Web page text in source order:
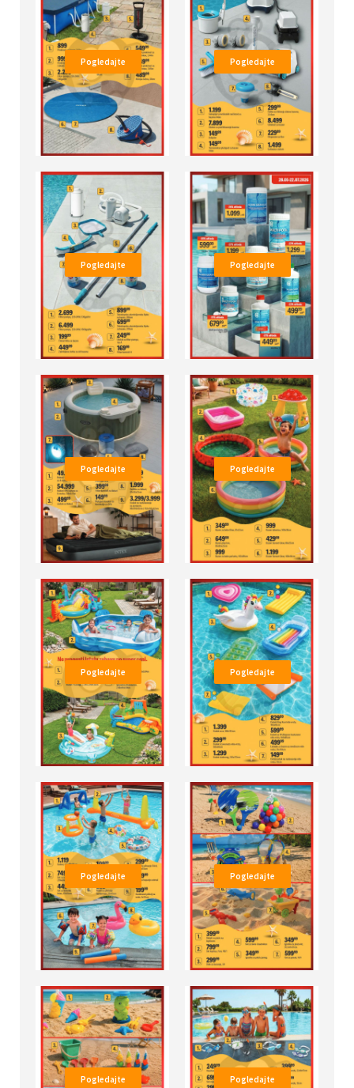
Pogledajte Pogledajte
Pogledajte Pogledajte
Pogledajte Pogledajte
Pogledajte Pogledajte
Pogledajte Pogledajte
Pogledajte Pogledajte